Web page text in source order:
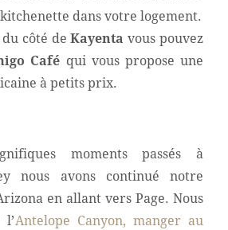
dans votre logement.
du côté deKayenta vous pouvez
Café qui vous propose une
à petits prix.
moments passés à
nous avons continué notre
en allant vers Page. Nous
Antelope Canyon, manger au